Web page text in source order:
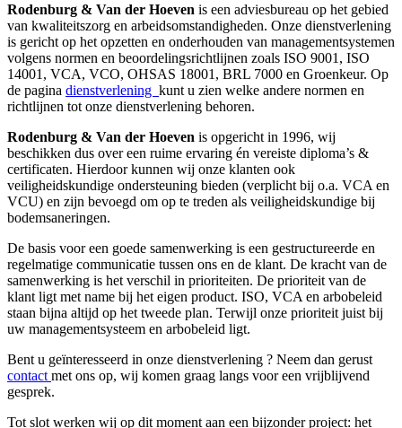
Rodenburg & Van der Hoeven is een adviesbureau op het gebied
van kwaliteitszorg en arbeidsomstandigheden. Onze dienstverlening
is gericht op het opzetten en onderhouden van managementsystemen
volgens normen en beoordelingsrichtlijnen zoals ISO 9001, ISO
14001, VCA, VCO, OHSAS 18001, BRL 7000 en Groenkeur. Op
de pagina dienstverlening kunt u zien welke andere normen en
richtlijnen tot onze dienstverlening behoren.
Rodenburg & Van der Hoeven is opgericht in 1996, wij
beschikken dus over een ruime ervaring én vereiste diploma’s &
certificaten. Hierdoor kunnen wij onze klanten ook
veiligheidskundige ondersteuning bieden (verplicht bij o.a. VCA en
VCU) en zijn bevoegd om op te treden als veiligheidskundige bij
bodemsaneringen.
De basis voor een goede samenwerking is een gestructureerde en
regelmatige communicatie tussen ons en de klant. De kracht van de
samenwerking is het verschil in prioriteiten. De prioriteit van de
klant ligt met name bij het eigen product. ISO, VCA en arbobeleid
staan bijna altijd op het tweede plan. Terwijl onze prioriteit juist bij
uw managementsysteem en arbobeleid ligt.
Bent u geïnteresseerd in onze dienstverlening ? Neem dan gerust
contact met ons op, wij komen graag langs voor een vrijblijvend
gesprek.
Tot slot werken wij op dit moment aan een bijzonder project: het